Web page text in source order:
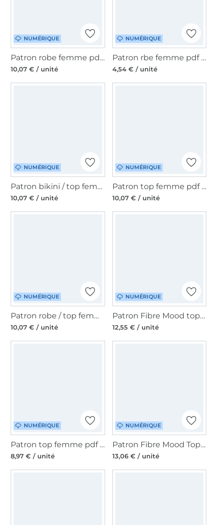
NUMÉRIQUE
Patron robe femme pdf Yoalli Telabeja, en francais
10,07 € / unité
NUMÉRIQUE
Patron rbe femme pdf Xalli Telabeja, en allemand
4,54 € / unité
NUMÉRIQUE
Patron bikini / top femme pdf Xalli Telabeja, en français
10,07 € / unité
NUMÉRIQUE
Patron top femme pdf Koli Telabeja, en français
10,07 € / unité
NUMÉRIQUE
Patron robe / top femme pdf Coatl Telabeja, en français
10,07 € / unité
NUMÉRIQUE
Patron Fibre Mood top femme pdf Dymar, en français
12,55 € / unité
NUMÉRIQUE
Patron top femme pdf Fiona SewItYourselfPattern, en allemand
8,97 € / unité
NUMÉRIQUE
Patron Fibre Mood Top femme pdf Thalia, en français
13,06 € / unité